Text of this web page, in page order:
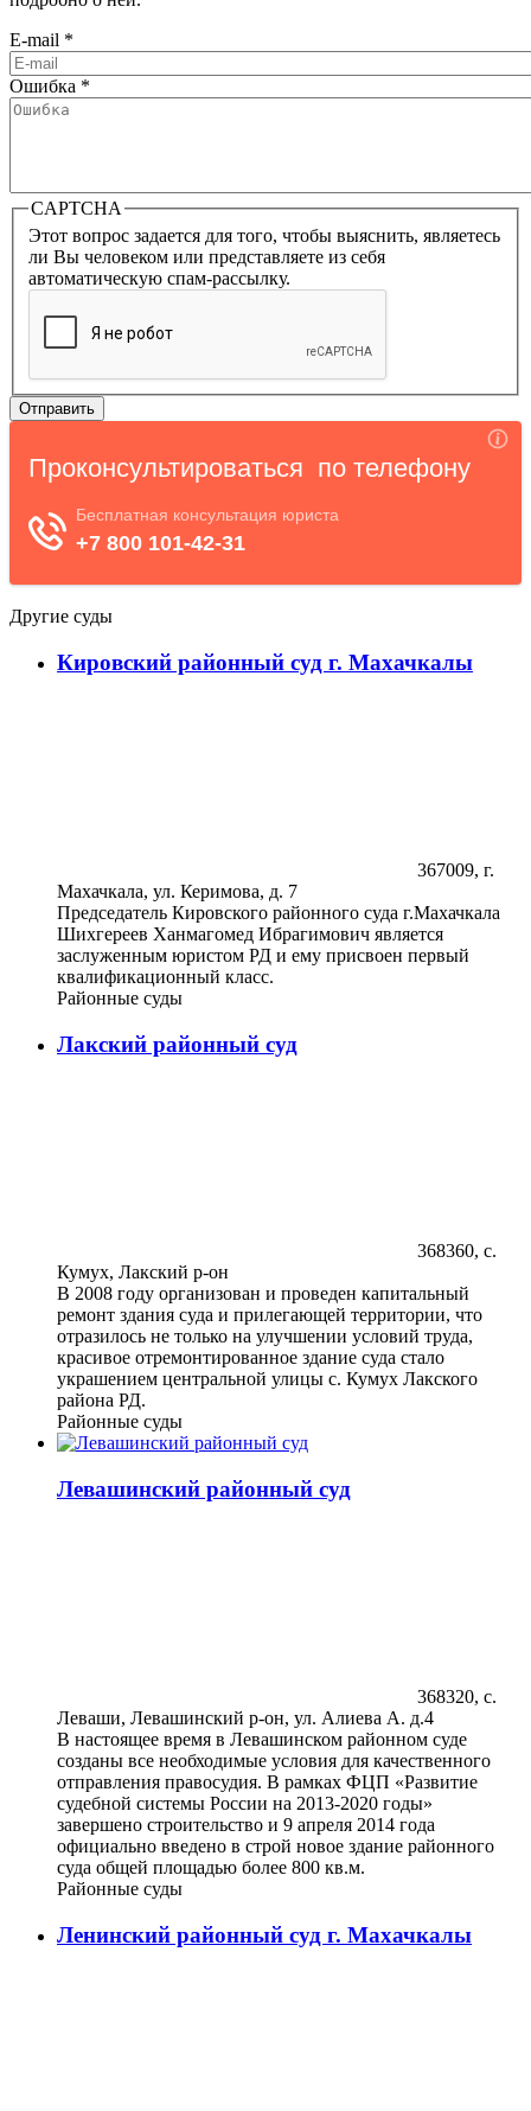
E-mail *
Ошибка *
CAPTCHA
Этот вопрос задается для того, чтобы выяснить, являетесь
ли Вы человеком или представляете из себя
автоматическую спам-рассылку.
Другие суды
Кировский районный суд г. Махачкалы
367009, г.
Махачкала, ул. Керимова, д. 7
Председатель Кировского районного суда г.Махачкала
Шихгереев Ханмагомед Ибрагимович является
заслуженным юристом РД и ему присвоен первый
квалификационный класс.
Районные суды
Лакский районный суд
368360, с.
Кумух, Лакский р-он
В 2008 году организован и проведен капитальный
ремонт здания суда и прилегающей территории, что
отразилось не только на улучшении условий труда,
красивое отремонтированное здание суда стало
украшением центральной улицы с. Кумух Лакского
района РД.
Районные суды
Левашинский районный суд
368320, с.
Леваши, Левашинский р-он, ул. Алиева А. д.4
В настоящее время в Левашинском районном суде
созданы все необходимые условия для качественного
отправления правосудия. В рамках ФЦП «Развитие
судебной системы России на 2013-2020 годы»
завершено строительство и 9 апреля 2014 года
официально введено в строй новое здание районного
суда общей площадью более 800 кв.м.
Районные суды
Ленинский районный суд г. Махачкалы